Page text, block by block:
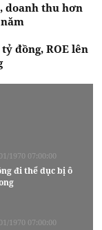
doanh thu hơn
đồng, ROE lên
1970 07:00:00
đi thể dục bị ô
1970 07:00:00